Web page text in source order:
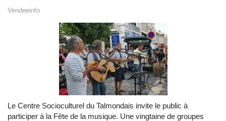
Vendeeinfo
Le Centre Socioculturel du Talmondais invite le public à
participer à la Fête de la musique. Une vingtaine de groupes